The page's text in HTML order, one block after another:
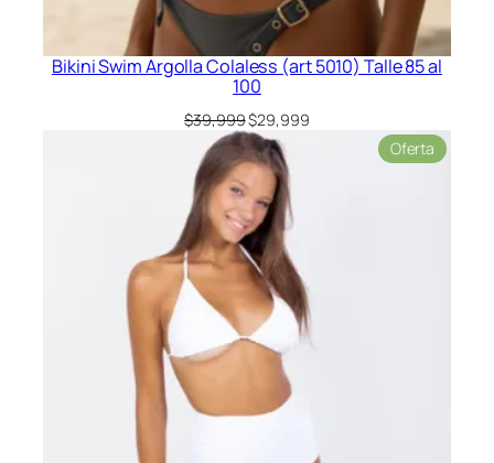
Bikini Swim Argolla Colaless (art 5010) Talle 85 al
100
$39,999El
precio
original
era:
$39,999.
$29,999El
Oferta
en